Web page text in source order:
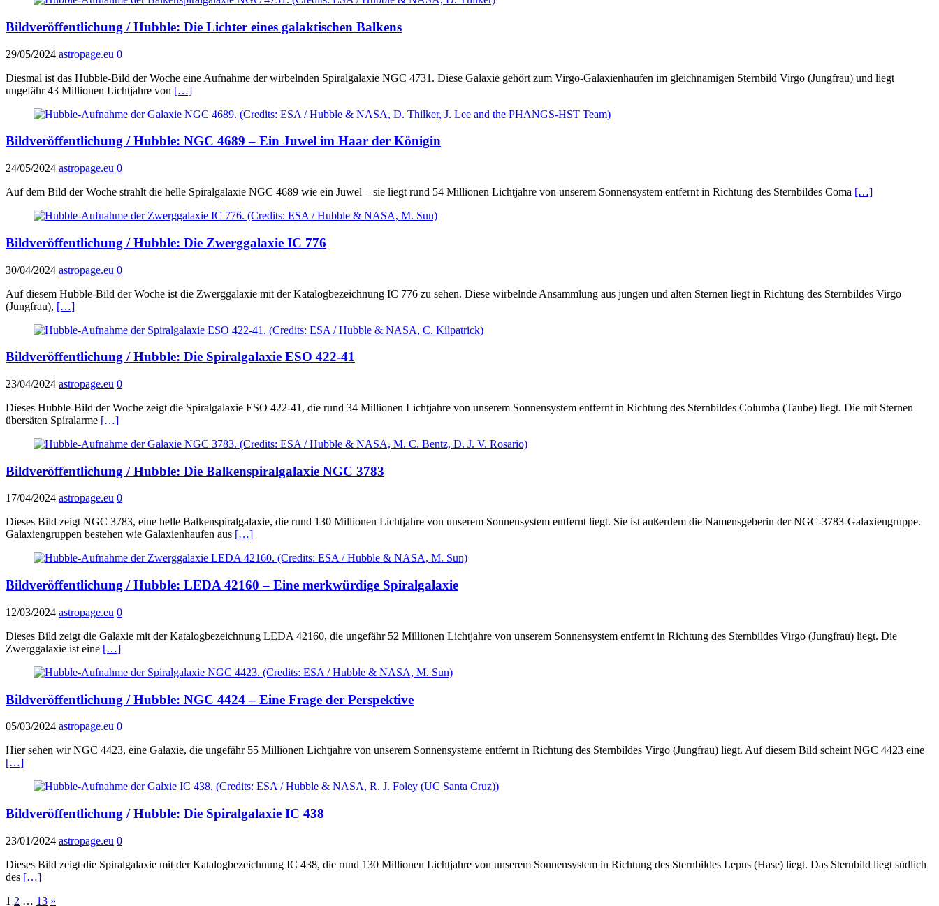
Bildveröffentlichung / Hubble: Die Lichter eines galaktischen Balkens
29/05/2024 astropage.eu 0
Diesmal ist das Hubble-Bild der Woche eine Aufnahme der wirbelnden Spiralgalaxie NGC 4731. Diese Galaxie gehört zum Virgo-Galaxienhaufen im gleichnamigen Sternbild Virgo (Jungfrau) und liegt
ungefähr 43 Millionen Lichtjahre von […]
Bildveröffentlichung / Hubble: NGC 4689 – Ein Juwel im Haar der Königin
24/05/2024 astropage.eu 0
Auf dem Bild der Woche strahlt die helle Spiralgalaxie NGC 4689 wie ein Juwel – sie liegt rund 54 Millionen Lichtjahre von unserem Sonnensystem entfernt in Richtung des Sternbildes Coma […]
Bildveröffentlichung / Hubble: Die Zwerggalaxie IC 776
30/04/2024 astropage.eu 0
Auf diesem Hubble-Bild der Woche ist die Zwerggalaxie mit der Katalogbezeichnung IC 776 zu sehen. Diese wirbelnde Ansammlung aus jungen und alten Sternen liegt in Richtung des Sternbildes Virgo
(Jungfrau), […]
Bildveröffentlichung / Hubble: Die Spiralgalaxie ESO 422-41
23/04/2024 astropage.eu 0
Dieses Hubble-Bild der Woche zeigt die Spiralgalaxie ESO 422-41, die rund 34 Millionen Lichtjahre von unserem Sonnensystem entfernt in Richtung des Sternbildes Columba (Taube) liegt. Die mit Sternen
übersäten Spiralarme […]
Bildveröffentlichung / Hubble: Die Balkenspiralgalaxie NGC 3783
17/04/2024 astropage.eu 0
Dieses Bild zeigt NGC 3783, eine helle Balkenspiralgalaxie, die rund 130 Millionen Lichtjahre von unserem Sonnensystem entfernt liegt. Sie ist außerdem die Namensgeberin der NGC-3783-Galaxiengruppe.
Galaxiengruppen bestehen wie Galaxienhaufen aus […]
Bildveröffentlichung / Hubble: LEDA 42160 – Eine merkwürdige Spiralgalaxie
12/03/2024 astropage.eu 0
Dieses Bild zeigt die Galaxie mit der Katalogbezeichnung LEDA 42160, die ungefähr 52 Millionen Lichtjahre von unserem Sonnensystem entfernt in Richtung des Sternbildes Virgo (Jungfrau) liegt. Die
Zwerggalaxie ist eine […]
Bildveröffentlichung / Hubble: NGC 4424 – Eine Frage der Perspektive
05/03/2024 astropage.eu 0
Hier sehen wir NGC 4423, eine Galaxie, die ungefähr 55 Millionen Lichtjahre von unserem Sonnensysteme entfernt in Richtung des Sternbildes Virgo (Jungfrau) liegt. Auf diesem Bild scheint NGC 4423 eine
[…]
Bildveröffentlichung / Hubble: Die Spiralgalaxie IC 438
23/01/2024 astropage.eu 0
Dieses Bild zeigt die Spiralgalaxie mit der Katalogbezeichnung IC 438, die rund 130 Millionen Lichtjahre von unserem Sonnensystem in Richtung des Sternbildes Lepus (Hase) liegt. Das Sternbild liegt südlich
des […]
1 2 … 13 »